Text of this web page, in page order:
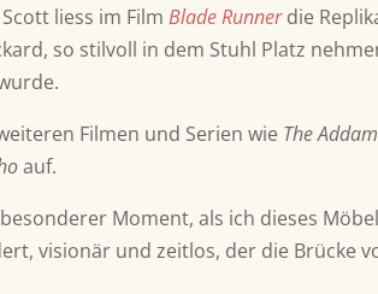
liess im FilmBlade Runnerdie
so stilvoll in dem Stuhl Platz
Filmen und Serien wie The
auf.
Moment, als ich dieses
visionär und zeitlos, der die Brücke